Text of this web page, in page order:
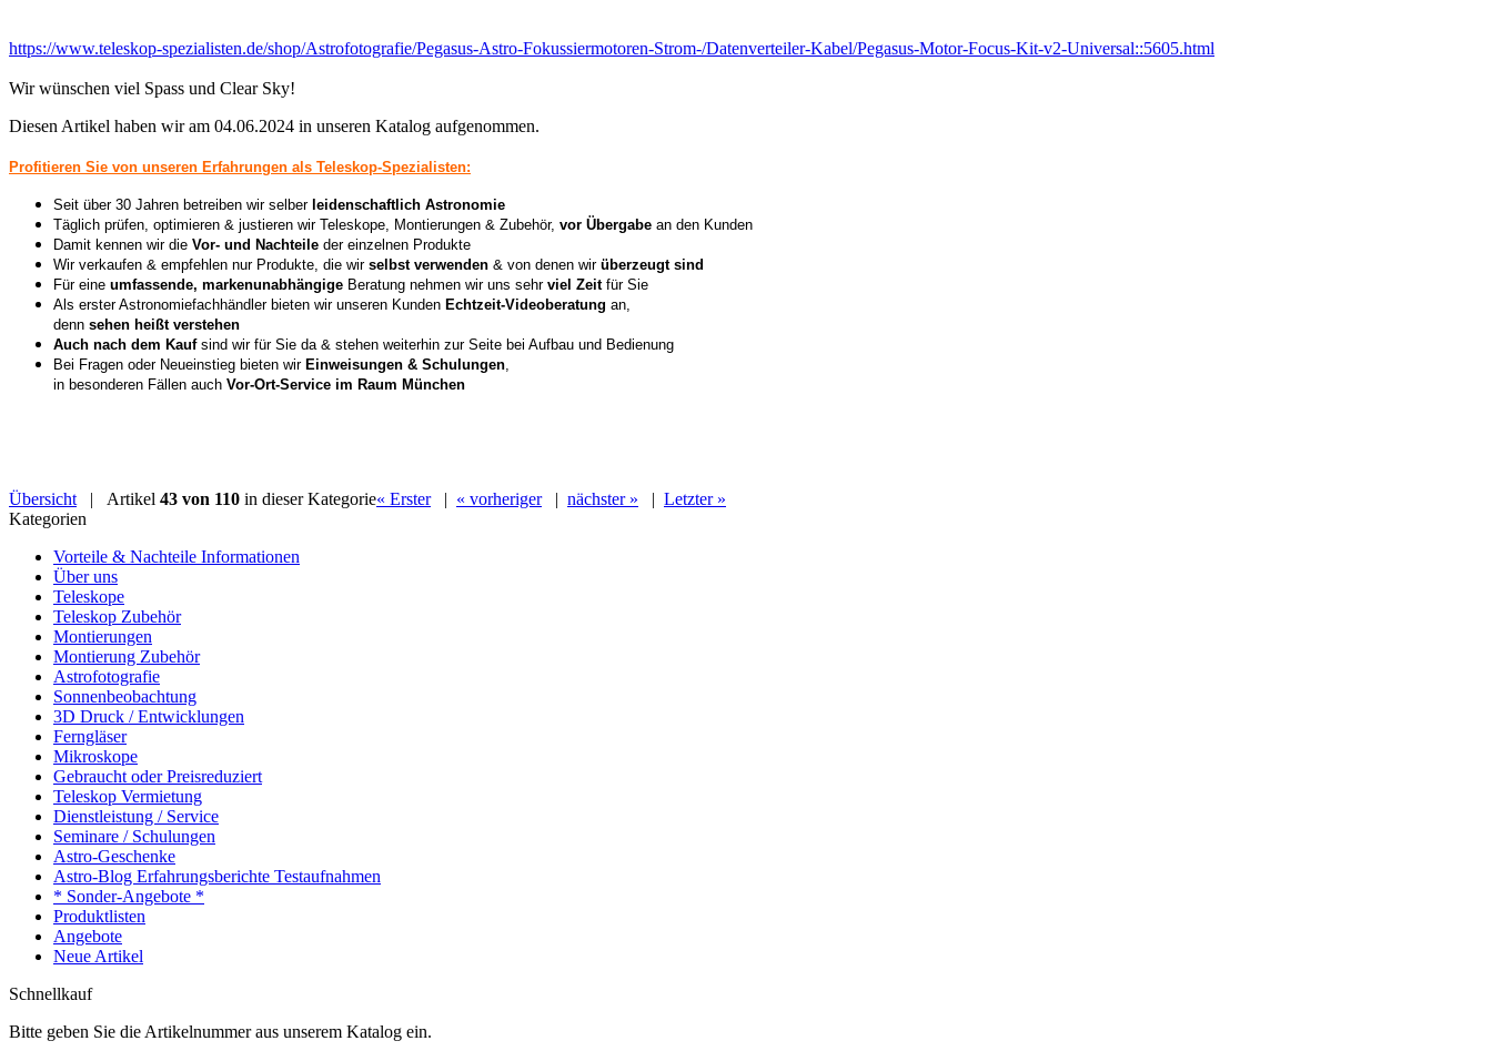
https://www.teleskop-spezialisten.de/shop/Astrofotografie/Pegasus-Astro-Fokussiermotoren-Strom-/Datenverteiler-Kabel/Pegasus-Motor-Focus-Kit-v2-Universal::5605.html
Wir wünschen viel Spass und Clear Sky!
Diesen Artikel haben wir am 04.06.2024 in unseren Katalog aufgenommen.
Profitieren Sie von unseren Erfahrungen als Teleskop-Spezialisten:
Seit über 30 Jahren betreiben wir selber leidenschaftlich Astronomie
Täglich prüfen, optimieren & justieren wir Teleskope, Montierungen & Zubehör, vor Übergabe an den Kunden
Damit kennen wir die Vor- und Nachteile der einzelnen Produkte
Wir verkaufen & empfehlen nur Produkte, die wir selbst verwenden & von denen wir überzeugt sind
Für eine umfassende, markenunabhängige Beratung nehmen wir uns sehr viel Zeitfür Sie
Als erster Astronomiefachhändler bieten wir unseren Kunden Echtzeit-Videoberatung an,
denn sehen heißt verstehen
Auch nach dem Kaufsind wir für Sie da & stehen weiterhin zur Seite bei Aufbau und Bedienung
Bei Fragen oder Neueinstieg bieten wir Einweisungen & Schulungen,
in besonderen Fällen auch Vor-Ort-Service im Raum München
Übersicht | Artikel 43 von 110 in dieser Kategorie« Erster| « vorheriger| nächster » | Letzter »
Kategorien
Vorteile & Nachteile Informationen
Über uns
Teleskope
Teleskop Zubehör
Montierungen
Montierung Zubehör
Astrofotografie
Sonnenbeobachtung
3D Druck / Entwicklungen
Ferngläser
Mikroskope
Gebraucht oder Preisreduziert
Teleskop Vermietung
Dienstleistung / Service
Seminare / Schulungen
Astro-Geschenke
Astro-Blog Erfahrungsberichte Testaufnahmen
* Sonder-Angebote *
Produktlisten
Angebote
Neue Artikel
Schnellkauf
Bitte geben Sie die Artikelnummer aus unserem Katalog ein.